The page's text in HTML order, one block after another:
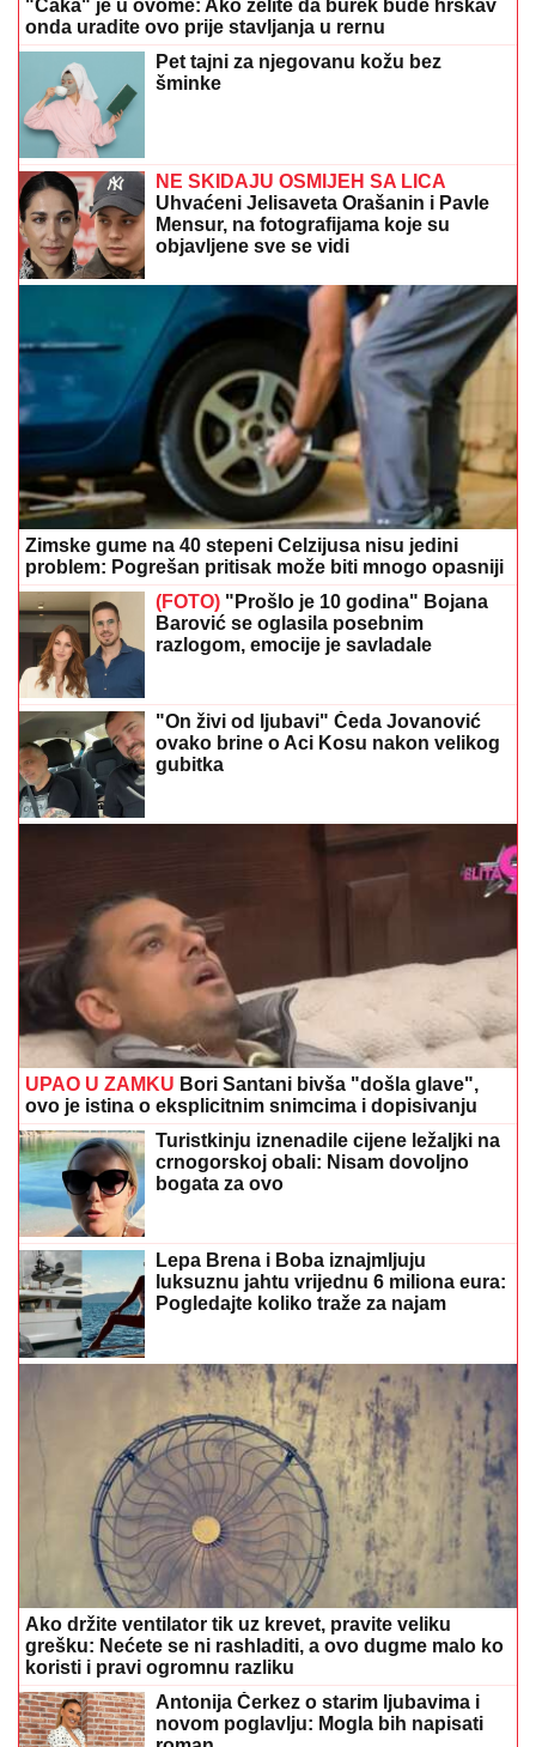
"Caka" je u ovome: Ako želite da burek bude hrskav
onda uradite ovo prije stavljanja u rernu
Pet tajni za njegovanu kožu bez
šminke
NE SKIDAJU OSMIJEH SA LICA
Uhvaćeni Jelisaveta Orašanin i Pavle
Mensur, na fotografijama koje su
objavljene sve se vidi
Zimske gume na 40 stepeni Celzijusa nisu jedini
problem: Pogrešan pritisak može biti mnogo opasniji
(FOTO) "Prošlo je 10 godina" Bojana
Barović se oglasila posebnim
razlogom, emocije je savladale
"On živi od ljubavi" Čeda Jovanović
ovako brine o Aci Kosu nakon velikog
gubitka
UPAO U ZAMKU Bori Santani bivša "došla glave",
ovo je istina o eksplicitnim snimcima i dopisivanju
Turistkinju iznenadile cijene ležaljki na
crnogorskoj obali: Nisam dovoljno
bogata za ovo
Lepa Brena i Boba iznajmljuju
luksuznu jahtu vrijednu 6 miliona eura:
Pogledajte koliko traže za najam
Ako držite ventilator tik uz krevet, pravite veliku
grešku: Nećete se ni rashladiti, a ovo dugme malo ko
koristi i pravi ogromnu razliku
Antonija Čerkez o starim ljubavima i
novom poglavlju: Mogla bih napisati